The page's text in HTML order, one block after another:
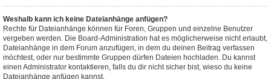
Weshalb kann ich keine Dateianhänge anfügen?
Rechte für Dateianhänge können für Foren, Gruppen und einzelne Benutzer
vergeben werden. Die Board-Administration hat es möglicherweise nicht erlaubt,
Dateianhänge in dem Forum anzufügen, in dem du deinen Beitrag verfassen
möchtest, oder nur bestimmte Gruppen dürfen Dateien hochladen. Du kannst
einen Administrator kontaktieren, falls du dir nicht sicher bist, wieso du keine
Dateianhänge anfügen kannst.